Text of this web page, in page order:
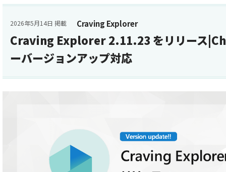
Craving Explorer
2026年5月14日 掲載
Craving Explorer 2.11.23 をリリース
ーバージョンアップ対応